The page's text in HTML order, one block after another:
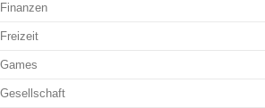
Finanzen
Freizeit
Games
Gesellschaft